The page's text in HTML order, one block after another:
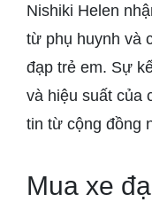
Nishiki Helen
từ phụ huynh và
đạp trẻ em. Sự
và hiệu suất của
tin từ cộng đồng
Mua xe